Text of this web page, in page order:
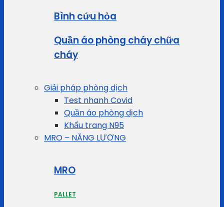
Bình cứu hỏa
Quần áo phòng cháy chữa
cháy
Giải pháp phòng dịch
Test nhanh Covid
Quần áo phòng dịch
Khẩu trang N95
MRO – NĂNG LƯỢNG
MRO
PALLET